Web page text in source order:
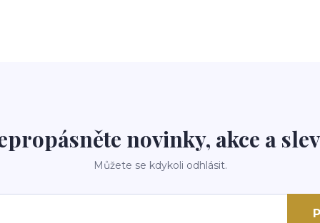
novinky, akce a
Můžete se kdykoli odhlásit.